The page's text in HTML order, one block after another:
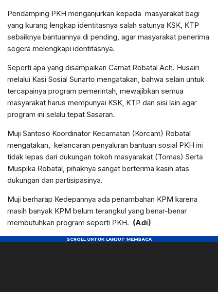
Pendamping PKH menganjurkan kepada masyarakat bagi
yang kurang lengkap identitasnya salah satunya KSK, KTP
sebaiknya bantuannya di pending, agar masyarakat penerima
segera melengkapi identitasnya.
Seperti apa yang disampaikan Camat Robatal Ach. Husairi
melalui Kasi Sosial Sunarto mengatakan, bahwa selain untuk
tercapainya program pemerintah, mewajibkan semua
masyarakat harus mempunyai KSK, KTP dan sisi lain agar
program ini selalu tepat Sasaran.
Muji Santoso Koordinator Kecamatan (Korcam) Robatal
mengatakan, kelancaran penyaluran bantuan sosial PKH ini
tidak lepas dari dukungan tokoh masyarakat (Tomas) Serta
Muspika Robatal, pihaknya sangat berterima kasih atas
dukungan dan partisipasinya.
Muji berharap Kedepannya ada penambahan KPM karena
masih banyak KPM belum terangkul yang benar-benar
membutuhkan program seperti PKH. (Adi)